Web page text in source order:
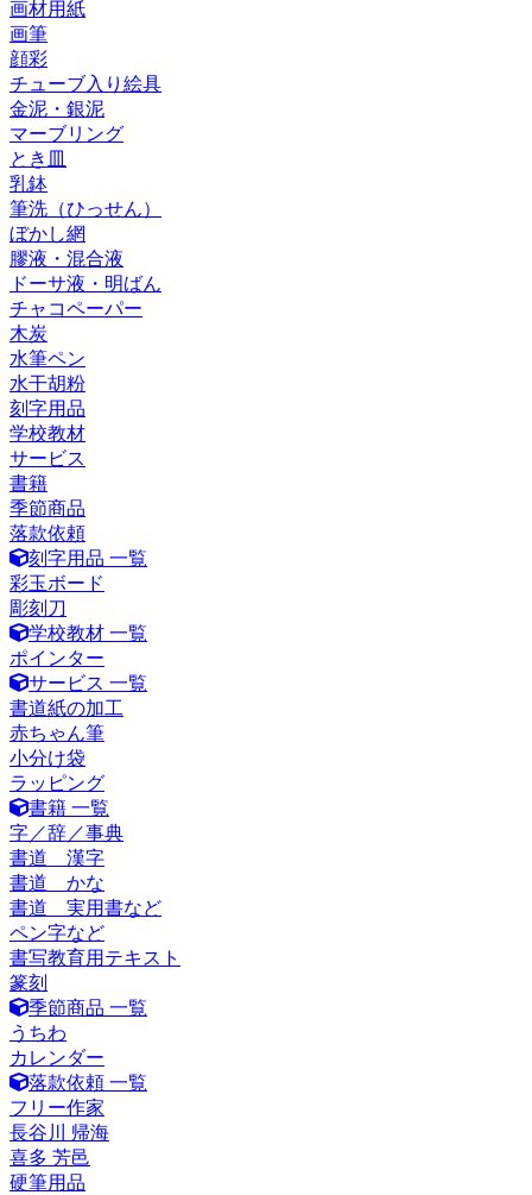
画材用紙
画筆
顔彩
チューブ入り絵具
金泥・銀泥
マーブリング
とき皿
乳鉢
筆洗（ひっせん）
ぼかし網
膠液・混合液
ドーサ液・明ばん
チャコペーパー
木炭
水筆ペン
水干胡粉
刻字用品
学校教材
サービス
書籍
季節商品
落款依頼
刻字用品 一覧
彩玉ボード
彫刻刀
学校教材 一覧
ポインター
サービス 一覧
書道紙の加工
赤ちゃん筆
小分け袋
ラッピング
書籍 一覧
字／辞／事典
書道 漢字
書道 かな
書道 実用書など
ペン字など
書写教育用テキスト
篆刻
季節商品 一覧
うちわ
カレンダー
落款依頼 一覧
フリー作家
長谷川 帰海
喜多 芳邑
硬筆用品